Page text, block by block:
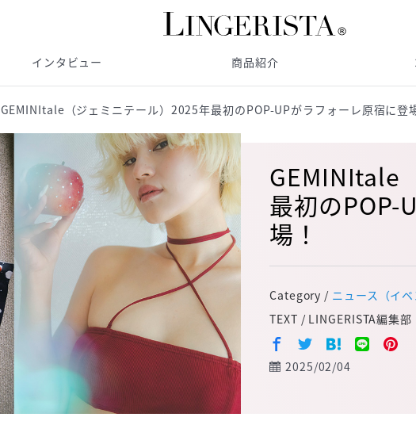
インタビュー 商品紹介
GEMINItale（ジェミニテール）2025年最初のPOP-UPがラフォーレ原宿に登
GEMINItale
最初のPOP-
場！
Category / ニュース（イベ
TEXT / LINGERISTA編集部
2025/02/04